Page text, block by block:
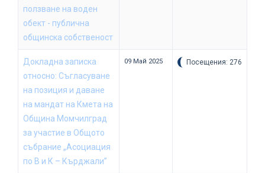
ползване на воден
обект - публична
общинска собственост
Докладна записка
относно: Съгласуване
на позиция и даване
на мандат на Кмета на
Община Момчилград
за участие в Общото
събрание „Асоциация
по В и К – Кърджали”
09 Май 2025 Посещения: 276